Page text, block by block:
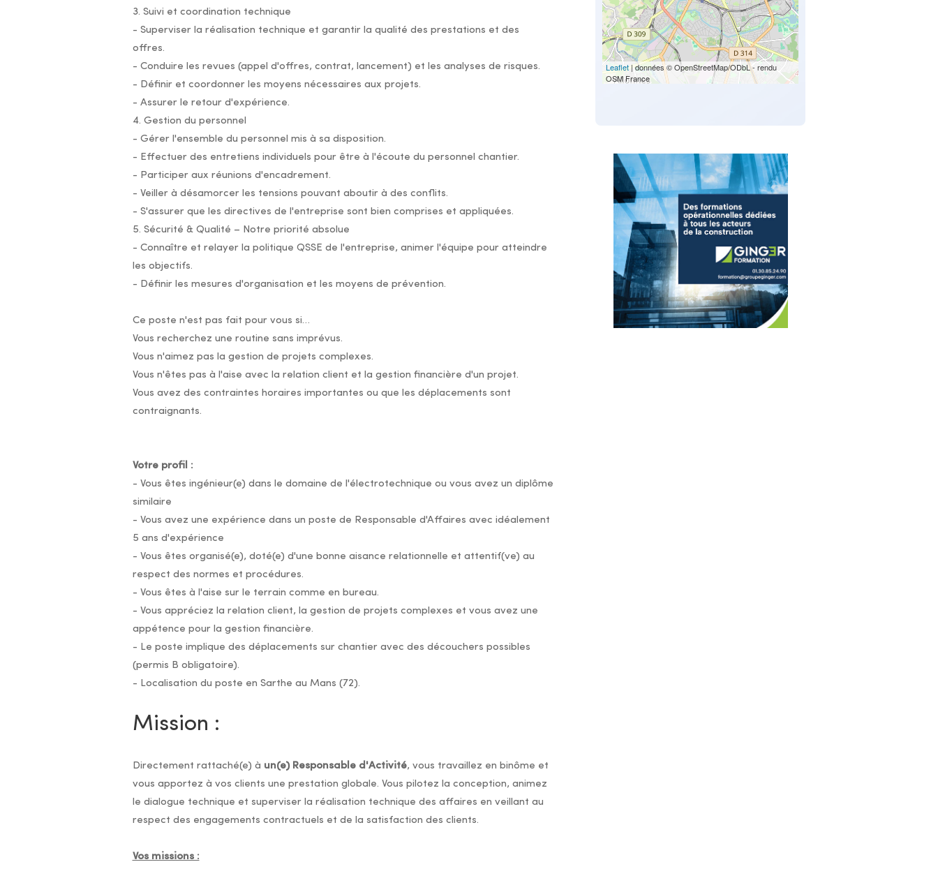
3. Suivi et coordination technique
- Superviser la réalisation technique et garantir la qualité des prestations et des
offres.
- Conduire les revues (appel d'offres, contrat, lancement) et les analyses de risques.
- Définir et coordonner les moyens nécessaires aux projets.
- Assurer le retour d'expérience.
4. Gestion du personnel
- Gérer l'ensemble du personnel mis à sa disposition.
- Effectuer des entretiens individuels pour être à l'écoute du personnel chantier.
- Participer aux réunions d'encadrement.
- Veiller à désamorcer les tensions pouvant aboutir à des conflits.
- S'assurer que les directives de l'entreprise sont bien comprises et appliquées.
5. Sécurité & Qualité – Notre priorité absolue
- Connaître et relayer la politique QSSE de l'entreprise, animer l'équipe pour atteindre
les objectifs.
- Définir les mesures d'organisation et les moyens de prévention.
Ce poste n'est pas fait pour vous si…
Vous recherchez une routine sans imprévus.
Vous n'aimez pas la gestion de projets complexes.
Vous n'êtes pas à l'aise avec la relation client et la gestion financière d'un projet.
Vous avez des contraintes horaires importantes ou que les déplacements sont
contraignants.
Votre profil :
- Vous êtes ingénieur(e) dans le domaine de l'électrotechnique ou vous avez un diplôme
similaire
- Vous avez une expérience dans un poste de Responsable d'Affaires avec idéalement
5 ans d'expérience
- Vous êtes organisé(e), doté(e) d'une bonne aisance relationnelle et attentif(ve) au
respect des normes et procédures.
- Vous êtes à l'aise sur le terrain comme en bureau.
- Vous appréciez la relation client, la gestion de projets complexes et vous avez une
appétence pour la gestion financière.
- Le poste implique des déplacements sur chantier avec des découchers possibles
(permis B obligatoire).
- Localisation du poste en Sarthe au Mans (72).
Mission :
Directement rattaché(e) à un(e) Responsable d'Activité, vous travaillez en binôme et
vous apportez à vos clients une prestation globale. Vous pilotez la conception, animez
le dialogue technique et superviser la réalisation technique des affaires en veillant au
respect des engagements contractuels et de la satisfaction des clients.
Vos missions :
Leaflet| données © OpenStreetMap/ODbL - rendu
OSM France